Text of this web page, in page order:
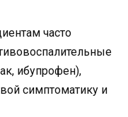
часто
ибупрофен),
симптоматику и